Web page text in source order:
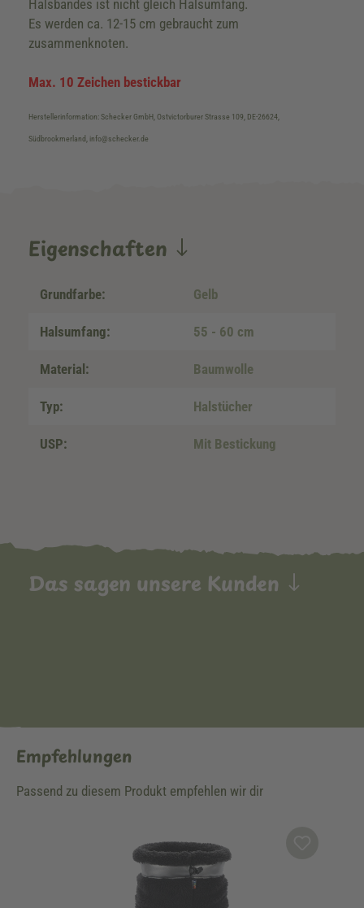
Halsbandes ist nicht gleich Halsumfang.
Es werden ca. 12-15 cm gebraucht zum
zusammenknoten.
Max. 10 Zeichen bestickbar
Herstellerinformation: Schecker GmbH, Ostvictorburer Strasse 109, DE-26624,
Südbrookmerland, info@schecker.de
Eigenschaften
Grundfarbe: Gelb
Halsumfang: 55 - 60 cm
Material: Baumwolle
Typ: Halstücher
USP: Mit Bestickung
Das sagen unsere Kunden
Empfehlungen
Passend zu diesem Produkt empfehlen wir dir